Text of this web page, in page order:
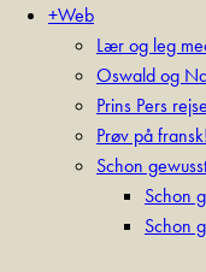
+Web
Lær og leg
Oswald og
Prins Pers
Prøv på fransk!
Schon gewusst
Schon
Schon